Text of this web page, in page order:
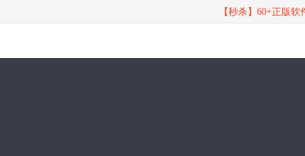
【秒杀】60+正版